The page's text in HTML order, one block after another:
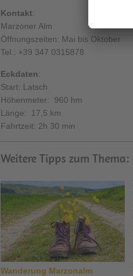
Kontakt:
Marzoner Alm
Öffnungszeiten: Mai bis Oktober
Tel.: +39 347 0315878
Eckdaten:
Start: Latsch
Höhenmeter: 960 hm
Länge: 17,5 km
Fahrtzeit: 2h 30 min
Weitere Tipps zum Thema:
Wanderung Marzonalm